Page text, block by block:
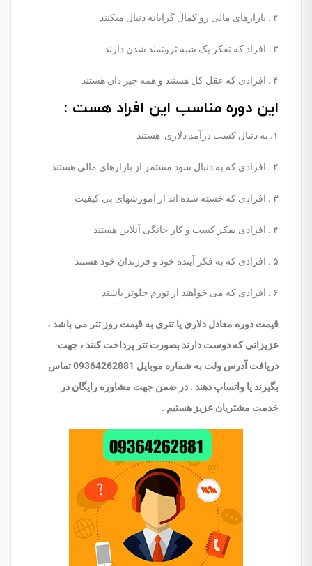
۲ . بازارهای مالی رو کمال گرایانه دنبال میکنند
۳ . افراد که تفکر یک‌ شبه ثروتمند شدن دارند
۴ . افرادی که عقل کل هستند و همه چیز دان هستند
این دوره مناسب این افراد هست :
۱. به دنبال کسب درآمد دلاری هستند
۲ . افرادی که به دنبال سود مستمر از بازارهای مالی هستند
۳ . افرادی که خسته شده اند از آموزشهای بی کیفیت
۴ . افرادی بفکر کسب و کار خانگی آنلاین هستند
۵ . افرادی که به فکر آینده خود و فرزندان خود هستند
۶ . افرادی که می خواهند از تورم جلوتر باشند
قیمت دوره معادل دلاری یا تتری به قیمت روز تتر می باشد ،
عزیزانی که دوست دارند بصورت تتر پرداخت کنند ، جهت
دریافت آدرس ولت به شماره موبایل 09364262881 تماس
بگیرند یا واتساپ دهند . در ضمن جهت مشاوره رایگان در
خدمت مشتریان عزیز هستیم .